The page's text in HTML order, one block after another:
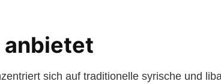
anbietet
sich auf traditionelle syrische und